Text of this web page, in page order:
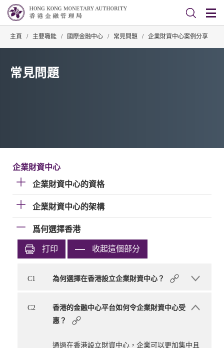
主頁 / 主要職能 / 國際金融中心 / 常見問題 / 企業財資中心案例分享
常見問題
企業財資中心
企業財資中心的資格
企業財資中心的架構
爲何選擇香港
打印 收起這個部分
C1 為何選擇在香港設立企業財資中心？
C2
香港的金融中心平台如何令企業財資中心受
惠？
通過在香港設立財資中心，企業可以更加集中且